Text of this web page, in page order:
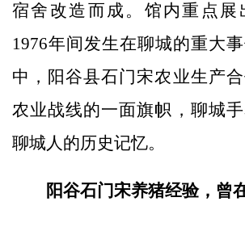
宿舍改造而成。馆内重点
1976年间发生在聊城的重大
中，阳谷县石门宋农业生产
农业战线的一面旗帜，聊城
聊城人的历史记忆。
阳谷石门宋养猪经验，曾